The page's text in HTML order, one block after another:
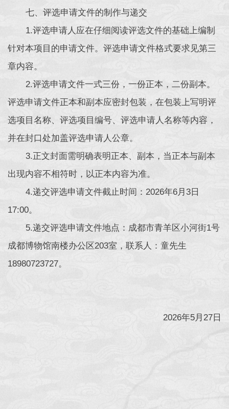
七、评选申请文件的制作与递交
1.评选申请人应在仔细阅读评选文件的基础上编制
针对本项目的申请文件。评选申请文件格式要求见第三
章内容。
2.评选申请文件一式三份，一份正本，二份副本。
评选申请文件正本和副本应密封包装，在包装上写明评
选项目名称、评选项目编号、评选申请人名称等内容，
并在封口处加盖评选申请人公章。
3.正文封面需明确表明正本、副本，当正本与副本
出现内容不相符时，以正本内容为准。
4.递交评选申请文件截止时间：2026年6月3日
17:00。
5.递交评选申请文件地点：成都市青羊区小河街1号
成都博物馆南楼办公区203室，联系人：童先生
18980723727。
2026年5月27日